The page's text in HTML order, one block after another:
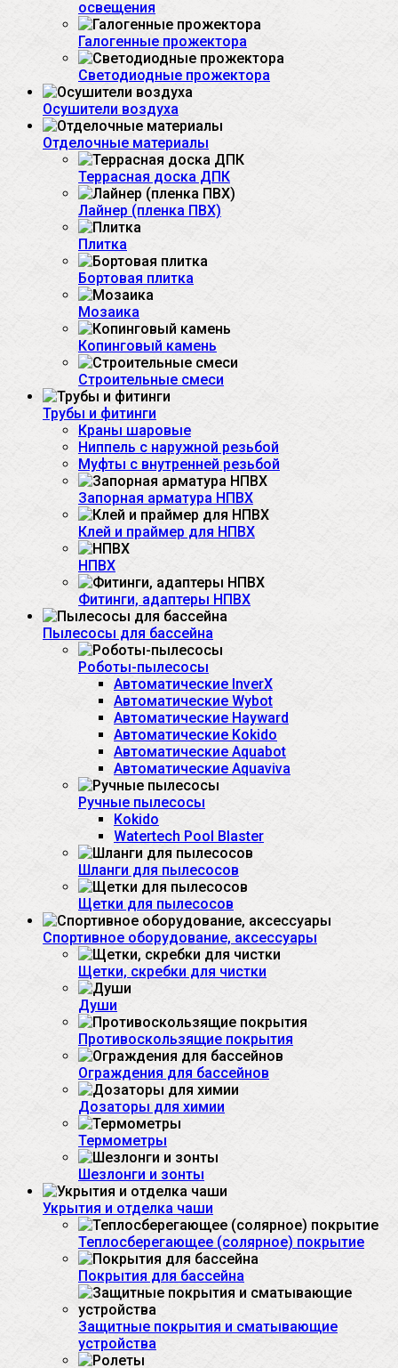
освещения
Галогенные прожектора
Светодиодные прожектора
Осушители воздуха
Отделочные материалы
Террасная доска ДПК
Лайнер (пленка ПВХ)
Плитка
Бортовая плитка
Мозаика
Копинговый камень
Строительные смеси
Трубы и фитинги
Краны шаровые
Ниппель с наружной резьбой
Муфты с внутренней резьбой
Запорная арматура НПВХ
Клей и праймер для НПВХ
НПВХ
Фитинги, адаптеры НПВХ
Пылесосы для бассейна
Роботы-пылесосы
Автоматические InverX
Автоматические Wybot
Автоматические Hayward
Автоматические Kokido
Автоматические Aquabot
Автоматические Aquaviva
Ручные пылесосы
Kokido
Watertech Pool Blaster
Шланги для пылесосов
Щетки для пылесосов
Спортивное оборудование, аксессуары
Щетки, скребки для чистки
Души
Противоскользящие покрытия
Ограждения для бассейнов
Дозаторы для химии
Термометры
Шезлонги и зонты
Укрытия и отделка чаши
Теплосберегающее (солярное) покрытие
Покрытия для бассейна
Защитные покрытия и сматывающие
устройства